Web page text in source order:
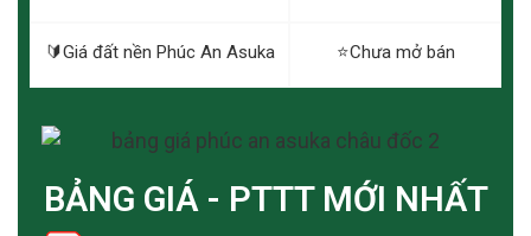
🔰️Giá đất nền Phúc An Asuka ⭐️Chưa mở bán
BẢNG GIÁ - PTTT MỚI NHẤT